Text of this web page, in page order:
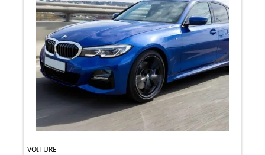
VOITURE